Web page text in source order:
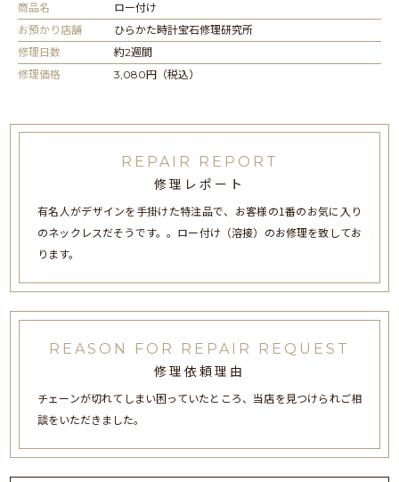
商品名
ロー付け
お預かり店舗
ひらかた時計宝石修理研究所
修理日数
約2週間
修理価格
3,080円（税込）
REPAIR REPORT
修理レポート
有名人がデザインを手掛けた特注品で、お客様の1番のお気に入り
のネックレスだそうです。。ロー付け（溶接）のお修理を致してお
ります。
REASON FOR REPAIR REQUEST
修理依頼理由
チェーンが切れてしまい困っていたところ、当店を見つけられご相
談をいただきました。